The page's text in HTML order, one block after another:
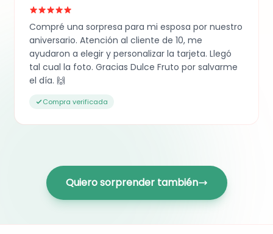
Compré una sorpresa para mi esposa por nuestro
aniversario. Atención al cliente de 10, me
ayudaron a elegir y personalizar la tarjeta. Llegó
tal cual la foto. Gracias Dulce Fruto por salvarme
el día. 🙌
Compra verificada
Quiero sorprender también